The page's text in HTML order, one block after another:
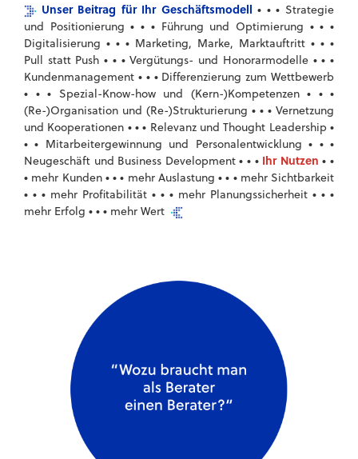
Unser Beitrag für Ihr Geschäftsmodell • • • Strategie
und Positionierung• • •Führung und Optimierung • • •
Digitalisierung • • • Marketing, Marke, Marktauftritt • • •
Pull statt Push• • •Vergütungs- und Honorarmodelle • • •
Kundenmanagement • • •Differenzierung zum Wettbewerb
• • • Spezial-Know-how und (Kern-)Kompetenzen • • •
(Re-)Organisation und (Re-)Strukturierung • • • Vernetzung
und Kooperationen • • • Relevanz und Thought Leadership•
• • Mitarbeitergewinnung und Personalentwicklung• • •
Neugeschäft und Business Development• • • Ihr Nutzen • •
• mehr Kunden • • • mehr Auslastung • • •mehr Sichtbarkeit
• • • mehr Profitabilität • • • mehr Planungssicherheit • • •
mehr Erfolg • • • mehr Wert